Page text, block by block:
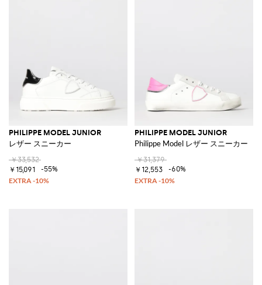
PHILIPPE MODEL JUNIOR
レザー スニーカー
￥33,532
￥15,091
-55%
PHILIPPE MODEL JUNIOR
Philippe Model レザー スニーカー
￥31,379
￥12,553
-60%